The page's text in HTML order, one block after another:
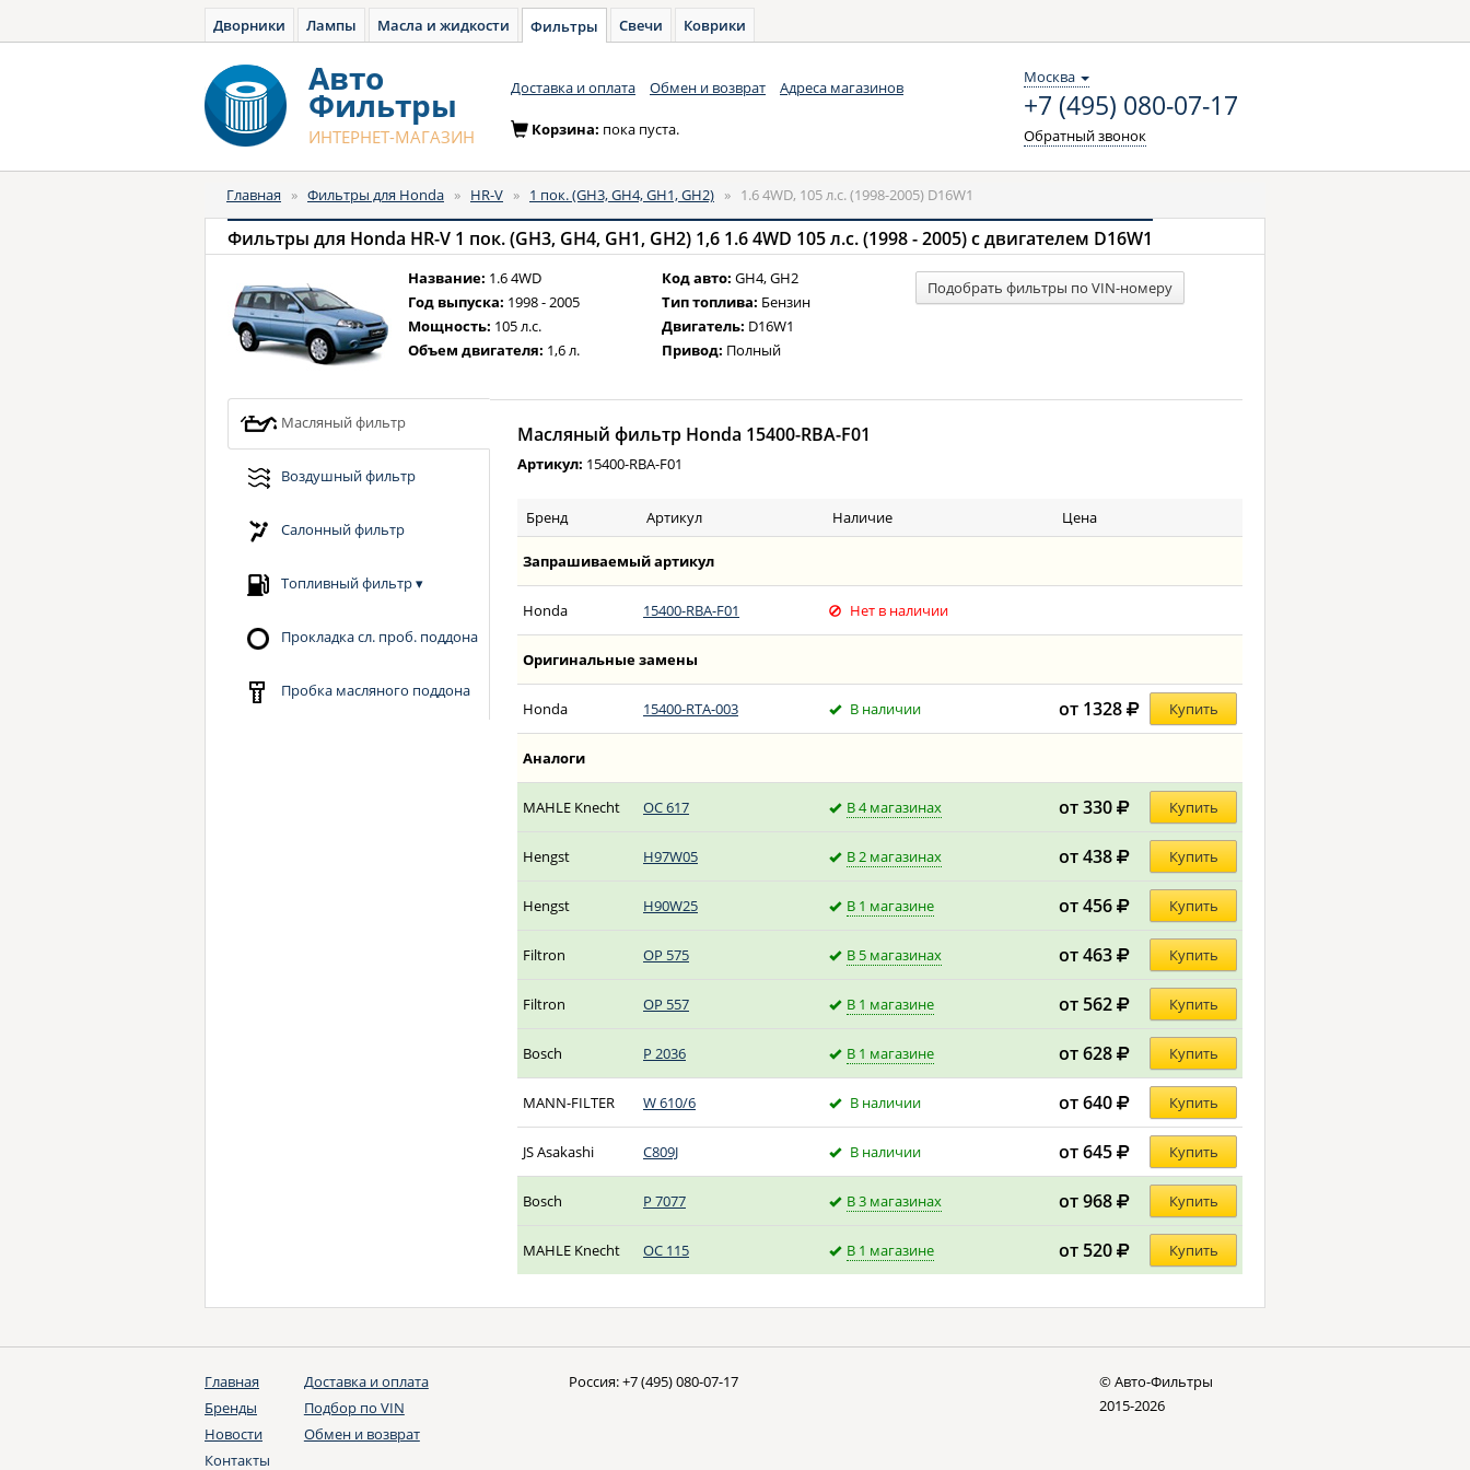
Дворники Лампы Масла и жидкости Фильтры Свечи Коврики
Авто
Фильтры
ИНТЕРНЕТ-МАГАЗИН
Доставка и оплата Обмен и возврат Адреса магазинов
Москва
+7 (495) 080-07-17
Обратный звонок
Корзина: пока пуста.
Главная » Фильтры для Honda » HR-V » 1 пок. (GH3, GH4, GH1, GH2) » 1.6 4WD, 105 л.с. (1998-2005) D16W1
Фильтры для Honda HR-V 1 пок. (GH3, GH4, GH1, GH2) 1,6 1.6 4WD 105 л.с. (1998 - 2005) с двигателем D16W1
Название: 1.6 4WD
Год выпуска: 1998 - 2005
Мощность: 105 л.с.
Объем двигателя: 1,6 л.
Код авто: GH4, GH2
Тип топлива: Бензин
Двигатель: D16W1
Привод: Полный
Подобрать фильтры по VIN-номеру
Масляный фильтр
Воздушный фильтр
Салонный фильтр
Топливный фильтр▾
Прокладка сл. проб. поддона
Пробка масляного поддона
Масляный фильтр Honda 15400-RBA-F01
Артикул: 15400-RBA-F01
Бренд Артикул Наличие Цена
Запрашиваемый артикул
Honda 15400-RBA-F01 Нет в наличии
Оригинальные замены
Honda 15400-RTA-003 В наличии от 1328 Купить
Аналоги
MAHLE Knecht OC 617 В 4 магазинах от 330 Купить
Hengst H97W05 В 2 магазинах от 438 Купить
Hengst H90W25 В 1 магазине от 456 Купить
Filtron OP 575 В 5 магазинах от 463 Купить
Filtron OP 557 В 1 магазине от 562 Купить
Bosch P 2036 В 1 магазине от 628 Купить
MANN-FILTER W 610/6 В наличии от 640 Купить
JS Asakashi C809J В наличии от 645 Купить
Bosch P 7077 В 3 магазинах от 968 Купить
MAHLE Knecht OC 115 В 1 магазине от 520 Купить
Главная
Бренды
Новости
Контакты
Доставка и оплата
Подбор по VIN
Обмен и возврат
Россия:+7 (495) 080-07-17
© Авто-Фильтры
2015-2026